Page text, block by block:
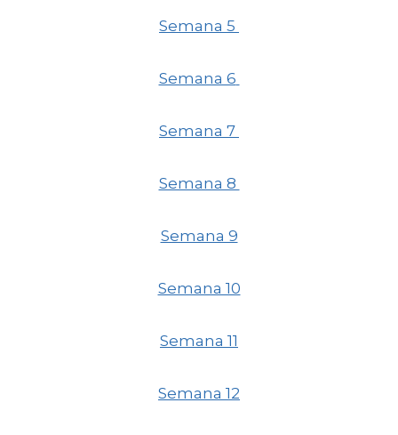
Semana 5
Semana 6
Semana 7
Semana 8
Semana 9
Semana 10
Semana 11
Semana 12